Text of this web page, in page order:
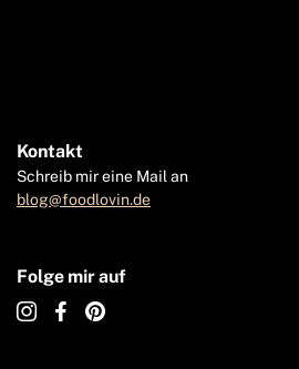
Kontakt
Schreib mir eine Mail an
blog@foodlovin.de
Folge mir auf